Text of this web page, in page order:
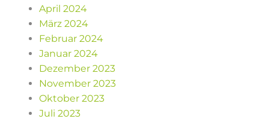
April 2024
März 2024
Februar 2024
Januar 2024
Dezember 2023
November 2023
Oktober 2023
Juli 2023